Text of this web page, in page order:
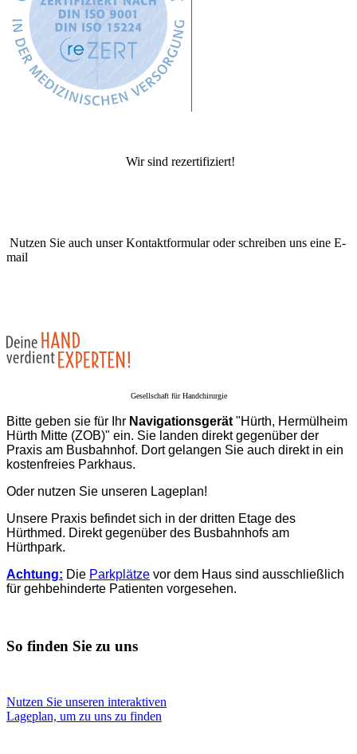
Wir sind rezertifiziert!
Nutzen Sie auch unser Kontaktformular oder schreiben uns eine E-
mail
Gesellschaft für Handchirurgie
Bitte geben sie für Ihr Navigationsgerät "Hürth, Hermülheim
Hürth Mitte (ZOB)" ein. Sie landen direkt gegenüber der
Praxis am Busbahnhof. Dort gelangen Sie auch direkt in ein
kostenfreies Parkhaus.
Oder nutzen Sie unseren Lageplan!
Unsere Praxis befindet sich in der dritten Etage des
Hürthmed. Direkt gegenüber des Busbahnhofs am
Hürthpark.
Achtung: Die Parkplätze vor dem Haus sind ausschließlich
für gehbehinderte Patienten vorgesehen.
So finden Sie zu uns
Nutzen Sie unseren interaktiven
La­ge­plan, um zu uns zu finden